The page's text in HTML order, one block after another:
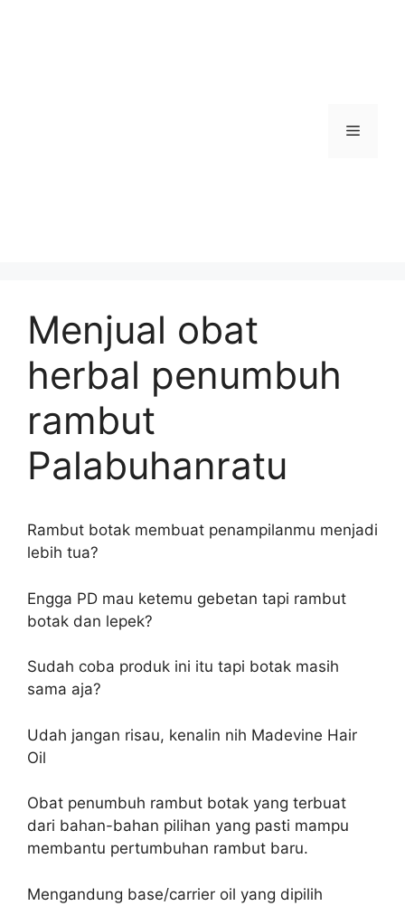
Menu
Menjual obat
herbal penumbuh
rambut
Palabuhanratu
Rambut botak membuat penampilanmu menjadi
lebih tua?
Engga PD mau ketemu gebetan tapi rambut
botak dan lepek?
Sudah coba produk ini itu tapi botak masih
sama aja?
Udah jangan risau, kenalin nih Madevine Hair
Oil
Obat penumbuh rambut botak yang terbuat
dari bahan-bahan pilihan yang pasti mampu
membantu pertumbuhan rambut baru.
Mengandung base/carrier oil yang dipilih